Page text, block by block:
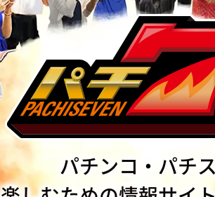
パチンコ・パチ